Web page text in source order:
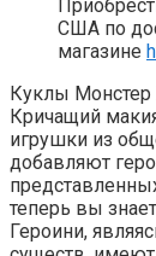
США по
магазине
Куклы Монстер
Кричащий
игрушки из
добавляют
теперь вы
Героини,